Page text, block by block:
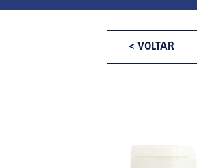
< VOLTAR